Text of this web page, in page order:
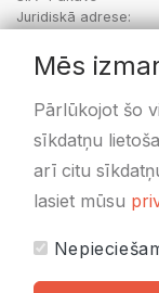
Juridiskā adrese:
PVN Reģ.Nr.:
SEB Banka: kods
Swedbanka: kods
Mēs
Pārlūkojot šo
sīkdatņu
arī citu
lasiet mūsu